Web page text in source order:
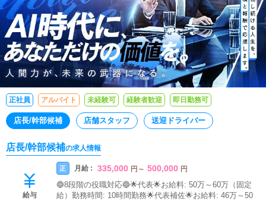
正社員 アルバイト 未経験可 経験者歓迎 即日勤務可
店長/幹部候補 店舗スタッフ 送迎ドライバー
店長/幹部候補の求人情報
給与
正 月給 : 335,000 円 ～ 500,000 円
🔵8段階の役職対応🔵🌟代表🌟お給料: 50万～60万（固定
給）勤務時間: 10時間勤務🌟代表補佐🌟お給料: 46万～50